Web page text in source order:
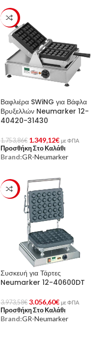
-23%
Βαφλιέρα SWiNG για Βάφλα
Βρυξελλών Neumarker 12-
40420-31430
1.753,86€ 1.349,12€ με ΦΠΑ
Προσθήκη Στο Καλάθι
Brand:GR-Neumarker
-23%
Συσκευή για Τάρτες
Neumarker 12-40600DT
3.973,58€ 3.056,60€ με ΦΠΑ
Προσθήκη Στο Καλάθι
Brand:GR-Neumarker